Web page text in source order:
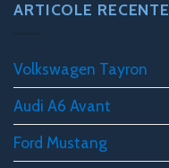
ARTICOLE RECENTE
Volkswagen Tayron
Audi A6 Avant
Ford Mustang